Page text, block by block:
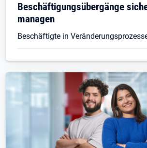
Beschäftigungsübergänge
managen
Beschäftigte in